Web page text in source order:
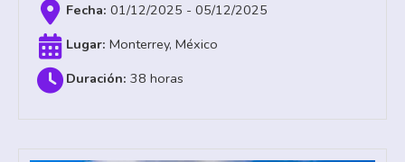
01/12/2025 - 05/12/2025
Monterrey, México
38 horas